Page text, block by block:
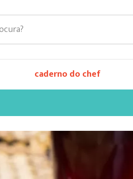
caderno do chef